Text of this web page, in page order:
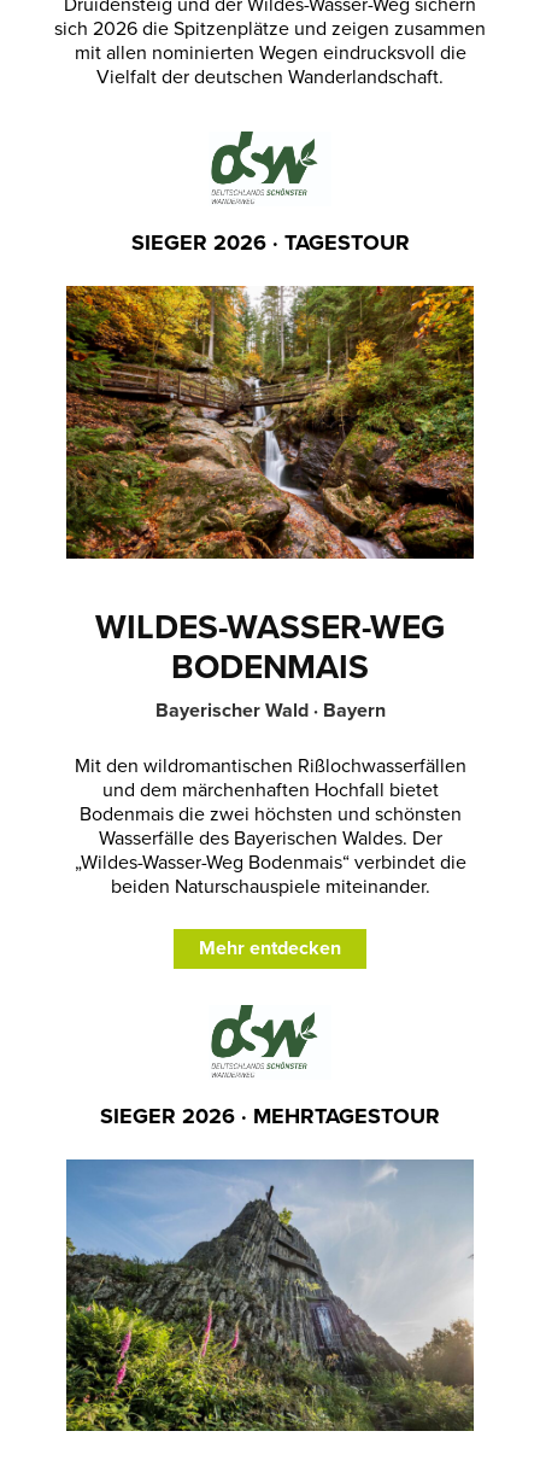
sich 2026 die Spitzenplätze und zeigen zusammen
mit allen nominierten Wegen eindrucksvoll die
Vielfalt der deutschen Wanderlandschaft.
SIEGER 2026 · TAGESTOUR
WILDES-WASSER-WEG
BODENMAIS
Bayerischer Wald · Bayern
Mit den wildromantischen Rißlochwasserfällen
und dem märchenhaften Hochfall bietet
Bodenmais die zwei höchsten und schönsten
Wasserfälle des Bayerischen Waldes. Der
„Wildes-Wasser-Weg Bodenmais“ verbindet die
beiden Naturschauspiele miteinander.
Mehr entdecken
SIEGER 2026 · MEHRTAGESTOUR